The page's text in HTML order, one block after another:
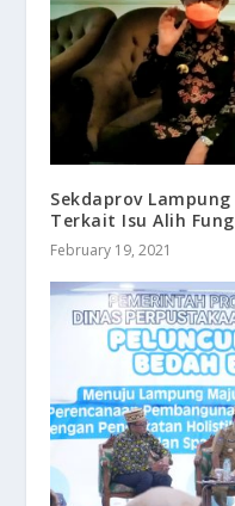
Sekdaprov
Terkait Isu Alih
February 19, 2021